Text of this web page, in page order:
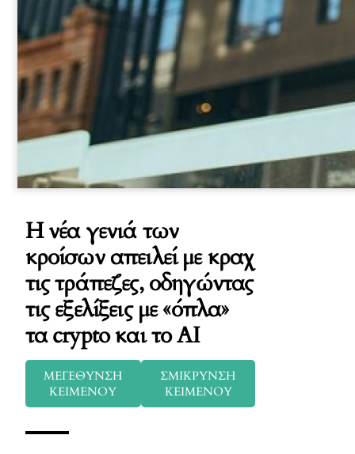
Η νέα γενιά των
κροίσων απειλεί με κραχ
τις τράπεζες, οδηγώντας
τις εξελίξεις με «όπλα»
τα crypto και το AI
ΜΕΓΕΘΥΝΣΗ
ΚΕΙΜΕΝΟΥ
ΣΜΙΚΡΥΝΣΗ
ΚΕΙΜΕΝΟΥ